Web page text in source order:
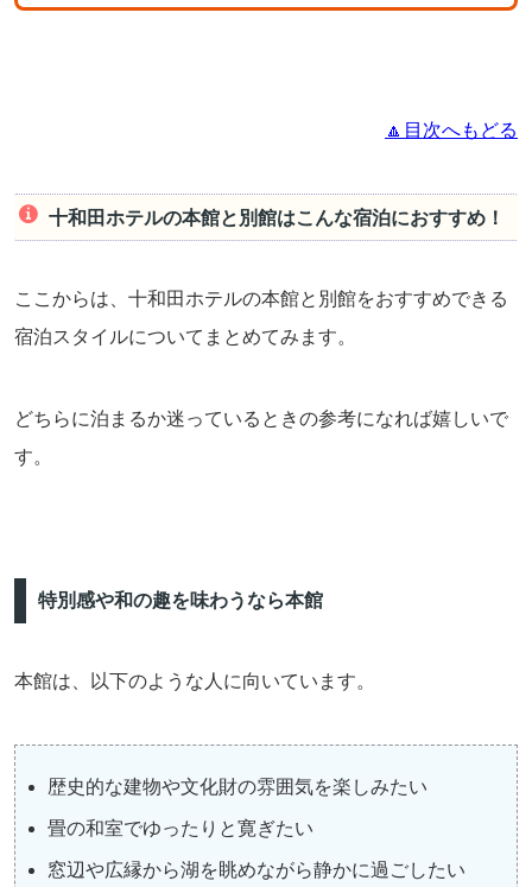
🔼目次へもどる
十和田ホテルの本館と別館はこんな宿泊におすすめ！
ここからは、十和田ホテルの本館と別館をおすすめできる
宿泊スタイルについてまとめてみます。
どちらに泊まるか迷っているときの参考になれば嬉しいで
す。
特別感や和の趣を味わうなら本館
本館は、以下のような人に向いています。
歴史的な建物や文化財の雰囲気を楽しみたい
畳の和室でゆったりと寛ぎたい
窓辺や広縁から湖を眺めながら静かに過ごしたい